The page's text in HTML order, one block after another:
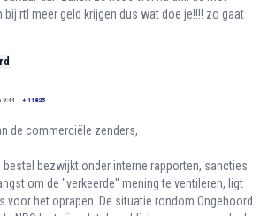
bij rtl meer geld krijgen dus wat doe je!!!! zo gaat
9:44 + 11825
de commerciële zenders,
bestel bezwijkt onder interne rapporten, sancties
om de "verkeerde" mening te ventileren, ligt
voor het oprapen. De situatie rondom Ongehoord